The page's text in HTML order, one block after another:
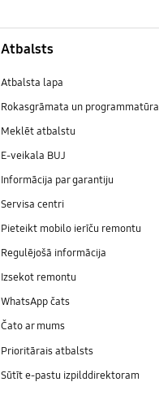
Atbalsts
Atbalsta lapa
Rokasgrāmata un programmatūra
Meklēt atbalstu
E-veikala BUJ
Informācija par garantiju
Servisa centri
Pieteikt mobilo ierīču remontu
Regulējošā informācija
Izsekot remontu
WhatsApp čats
Čato ar mums
Prioritārais atbalsts
Sūtīt e-pastu izpilddirektoram